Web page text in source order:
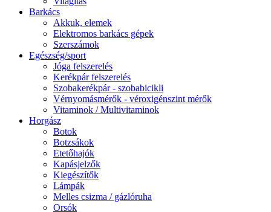
Barkács
Akkuk, elemek
Elektromos barkács gépek
Szerszámok
Egészség/sport
Jóga felszerelés
Kerékpár felszerelés
Szobakerékpár - szobabicikli
Vérnyomásmérők - véroxigénszint mérők
Vitaminok / Multivitaminok
Horgász
Botok
Botzsákok
Etetőhajók
Kapásjelzők
Kiegészítők
Lámpák
Melles csizma / gázlóruha
Orsók